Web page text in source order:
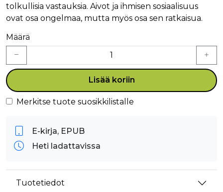
tolkullisia vastauksia. Aivot ja ihmisen sosiaalisuus
ovat osa ongelmaa, mutta myös osa sen ratkaisua.
Määrä
Lisää koriin
Merkitse tuote suosikkilistalle
E-kirja, EPUB
Heti ladattavissa
Tuotetiedot